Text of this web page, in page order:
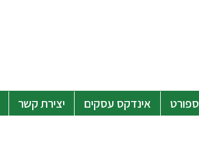
ספורט אינדקס עסקים יצירת קשר